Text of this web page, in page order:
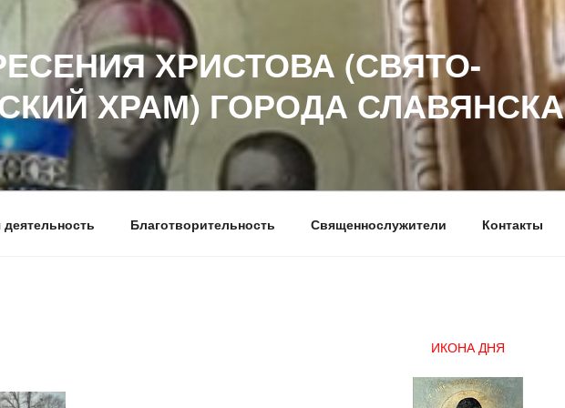
ХРИСТОВА (СВЯТО-
ХРАМ) ГОРОДА СЛАВЯНСКА
Благотворительность Священнослужители Контакты
ИКОНА ДНЯ